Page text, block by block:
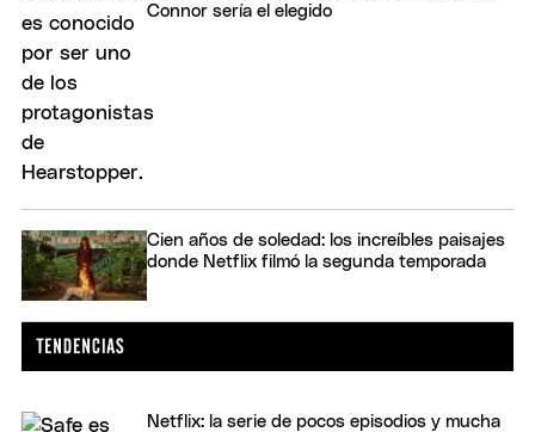
Connor sería el elegido
Cien años de soledad: los increíbles paisajes
donde Netflix filmó la segunda temporada
Netflix: la serie de pocos episodios y mucha